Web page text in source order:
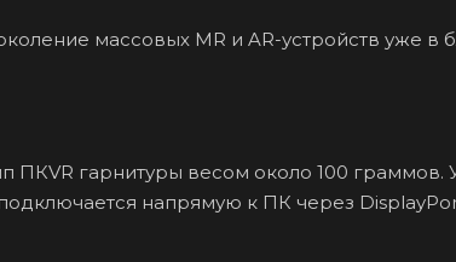
массовых MR и AR-устройств уже в
гарнитуры весом около 100 граммов.
напрямую к ПК через